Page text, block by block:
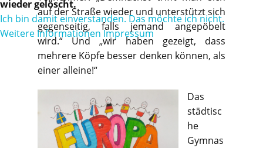
auf der Straße wieder und unterstützt sich
gegenseitig, falls jemand angepöbelt
wird.“ Und „wir haben gezeigt, dass
mehrere Köpfe besser denken können, als
einer alleine!“
Das
städtisc
he
Gymnas
wieder gelöscht.
Ich bin damit einverstanden. Das möchte ich nicht.
Weitere Informationen Impressum